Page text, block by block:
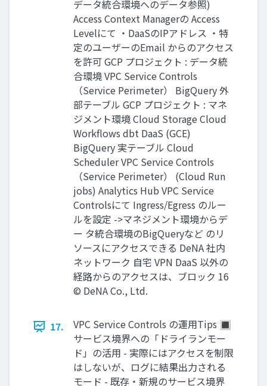
データ統合環境へのデータ参照)
Access Context Managerの Access
Levelにて ‧DaaSのIPアドレス ‧特
定のユーザーのEmail からのアクセス
を許可 GCP プロジェクト : データ統
合環境 VPC Service Controls
（Service Perimeter） BigQuery 外
部テーブル GCP プロジェクト : マネ
ジメント環境 Cloud Storage Cloud
Workﬂows dbt DaaS (GCE)
BigQuery 実テーブル Cloud
Scheduler VPC Service Controls
（Service Perimeter） (Cloud Run
jobs) Analytics Hub VPC Service
Controlsにて Ingress/Egress のルー
ルを設定 ->マネジメント環境からデ
ー タ統合環境のBigQueryなど のリ
ソースにアクセスできる DeNA 社内
ネットワーク 自宅 VPN DaaS 以外の
経路からのアクセスは、ブロック 16
© DeNA Co., Ltd.
17.
VPC Service Controls の運⽤Tips 🔳
サービス境界への「ドライランモー
ド」の活⽤ - 実際にはアクセスを制限
はしないが、ログに結果出⼒される
モード - 既存‧新規のサービス境界